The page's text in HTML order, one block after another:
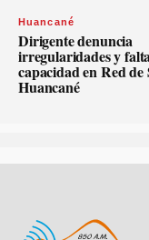
Huancané
Dirigente denuncia
irregularidades y
capacidad en Red de
Huancané